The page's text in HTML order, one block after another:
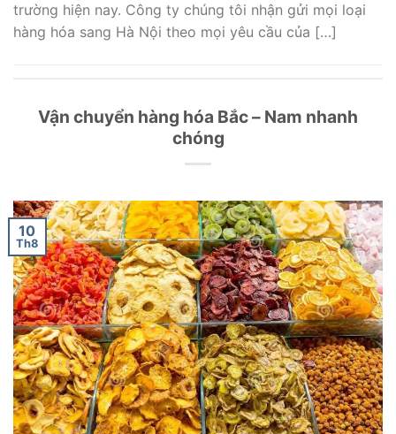
trường hiện nay. Công ty chúng tôi nhận gửi mọi loại
hàng hóa sang Hà Nội theo mọi yêu cầu của […]
Vận chuyển hàng hóa Bắc – Nam nhanh
chóng
10
Th8